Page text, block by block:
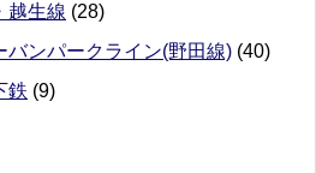
越生線 (28)
バンパークライン(野田線) (40)
鉄 (9)